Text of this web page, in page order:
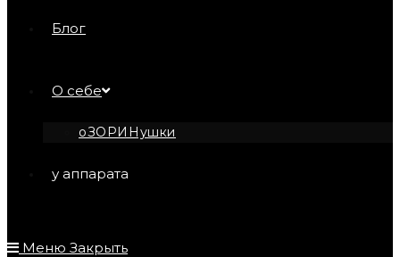
Блог
О себе
оЗОРИНушки
у аппарата
Меню Закрыть